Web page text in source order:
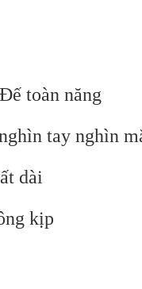
toàn năng
tay nghìn
dài
kịp